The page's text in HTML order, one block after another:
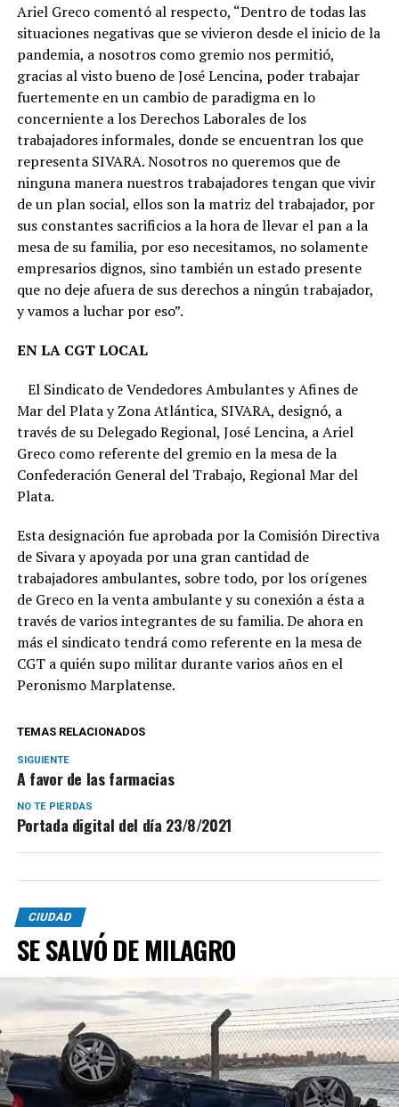
Ariel Greco comentó al respecto, “Dentro de todas las
situaciones negativas que se vivieron desde el inicio de la
pandemia, a nosotros como gremio nos permitió,
gracias al visto bueno de José Lencina, poder trabajar
fuertemente en un cambio de paradigma en lo
concerniente a los Derechos Laborales de los
trabajadores informales, donde se encuentran los que
representa SIVARA. Nosotros no queremos que de
ninguna manera nuestros trabajadores tengan que vivir
de un plan social, ellos son la matriz del trabajador, por
sus constantes sacrificios a la hora de llevar el pan a la
mesa de su familia, por eso necesitamos, no solamente
empresarios dignos, sino también un estado presente
que no deje afuera de sus derechos a ningún trabajador,
y vamos a luchar por eso”.
EN LA CGT LOCAL
El Sindicato de Vendedores Ambulantes y Afines de
Mar del Plata y Zona Atlántica, SIVARA, designó, a
través de su Delegado Regional, José Lencina, a Ariel
Greco como referente del gremio en la mesa de la
Confederación General del Trabajo, Regional Mar del
Plata.
Esta designación fue aprobada por la Comisión Directiva
de Sivara y apoyada por una gran cantidad de
trabajadores ambulantes, sobre todo, por los orígenes
de Greco en la venta ambulante y su conexión a ésta a
través de varios integrantes de su familia. De ahora en
más el sindicato tendrá como referente en la mesa de
CGT a quién supo militar durante varios años en el
Peronismo Marplatense.
TEMAS RELACIONADOS
SIGUIENTE
A favor de las farmacias
NO TE PIERDAS
Portada digital del día 23/8/2021
CIUDAD
SE SALVÓ DE MILAGRO